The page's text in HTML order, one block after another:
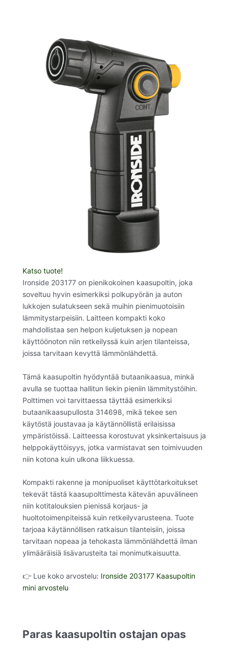
Katso tuote!
Ironside 203177 on pienikokoinen kaasupoltin, joka
soveltuu hyvin esimerkiksi polkupyörän ja auton
lukkojen sulatukseen sekä muihin pienimuotoisiin
lämmitystarpeisiin. Laitteen kompakti koko
mahdollistaa sen helpon kuljetuksen ja nopean
käyttöönoton niin retkeilyssä kuin arjen tilanteissa,
joissa tarvitaan kevyttä lämmönlähdettä.
Tämä kaasupoltin hyödyntää butaanikaasua, minkä
avulla se tuottaa hallitun liekin pieniin lämmitystöihin.
Polttimen voi tarvittaessa täyttää esimerkiksi
butaanikaasupullosta 314698, mikä tekee sen
käytöstä joustavaa ja käytännöllistä erilaisissa
ympäristöissä. Laitteessa korostuvat yksinkertaisuus ja
helppokäyttöisyys, jotka varmistavat sen toimivuuden
niin kotona kuin ulkona liikkuessa.
Kompakti rakenne ja monipuoliset käyttötarkoitukset
tekevät tästä kaasupolttimesta kätevän apuvälineen
niin kotitalouksien pienissä korjaus- ja
huoltotoimenpiteissä kuin retkeilyvarusteena. Tuote
tarjoaa käytännöllisen ratkaisun tilanteisiin, joissa
tarvitaan nopeaa ja tehokasta lämmönlähdettä ilman
ylimääräisiä lisävarusteita tai monimutkaisuutta.
👉 Lue koko arvostelu: Ironside 203177 Kaasupoltin
mini arvostelu
Paras kaasupoltin ostajan opas